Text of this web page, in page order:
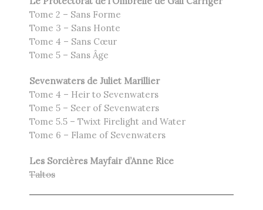
Tome 2 – Sans Forme
Tome 3 – Sans Honte
Tome 4 – Sans Cœur
Tome 5 – Sans Âge
Sevenwaters de Juliet Marillier
Tome 4 – Heir to Sevenwaters
Tome 5 – Seer of Sevenwaters
Tome 5.5 – Twixt Firelight and Water
Tome 6 – Flame of Sevenwaters
Les Sorcières Mayfair d’Anne Rice
Taltos